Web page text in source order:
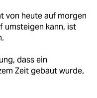
von heute auf morgen
umsteigen kann, ist
dass ein
Zeit gebaut wurde,